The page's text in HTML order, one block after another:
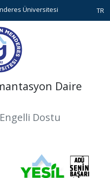
Üniversitesi TR
Daire
Dostu